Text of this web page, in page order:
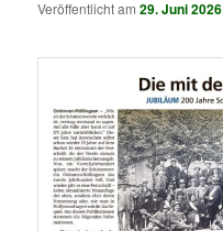
Veröffentlicht am29. Juni 2026